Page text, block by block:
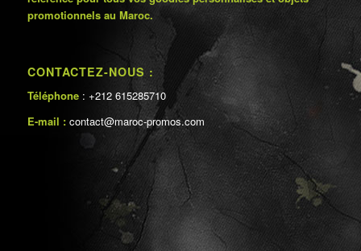
promotionnels au Maroc.
CONTACTEZ-NOUS :
Téléphone : +212 615285710
E-mail : contact@maroc-promos.com